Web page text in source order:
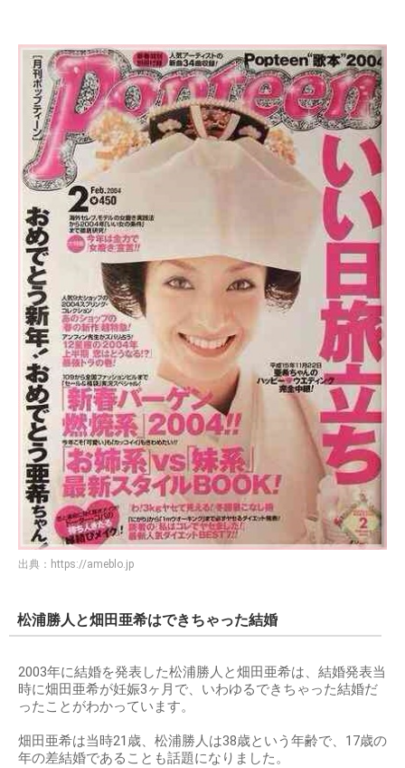
出典： https://ameblo.jp
松浦勝人と畑田亜希はできちゃった結婚
2003年に結婚を発表した松浦勝人と畑田亜希は、結婚発表当
時に畑田亜希が妊娠3ヶ月で、いわゆるできちゃった結婚だ
ったことがわかっています。
畑田亜希は当時21歳、松浦勝人は38歳という年齢で、17歳の
年の差結婚であることも話題になりました。